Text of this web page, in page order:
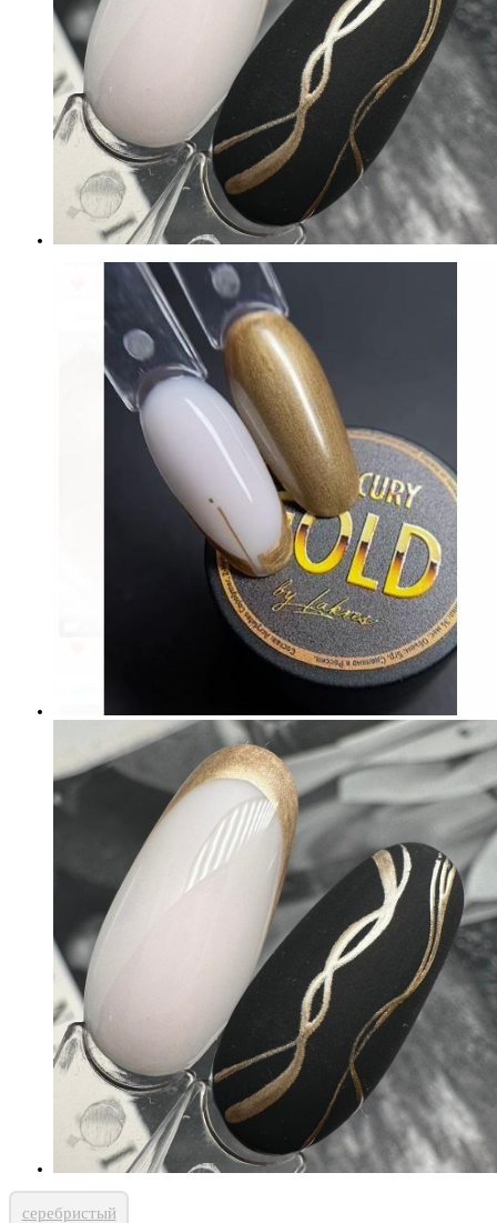
серебристый